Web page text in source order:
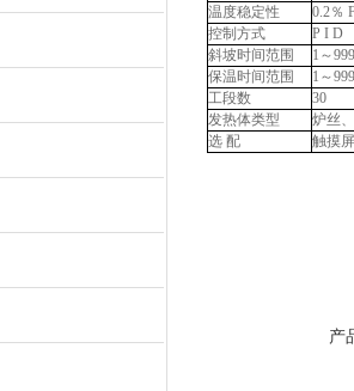
温度稳定性
0.2％
控制方式
P I D
斜坡时间范围
1～
保温时间范围
1～
工段数
30
发热体类型
炉丝
选 配 触摸
产